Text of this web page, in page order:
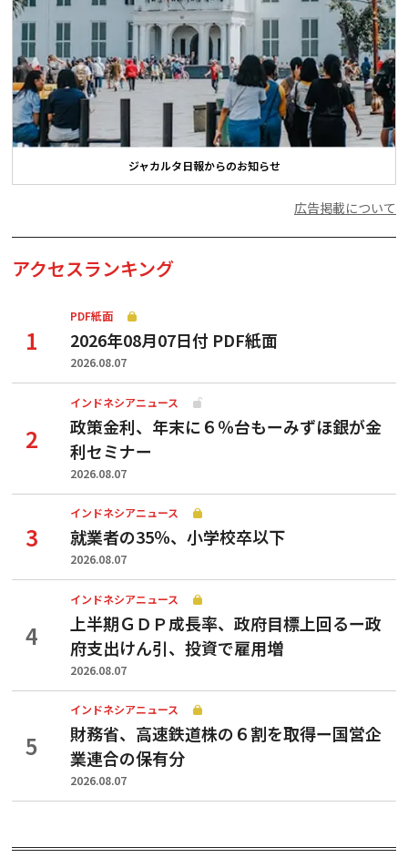
ジャカルタ日報からのお知らせ
広告掲載について
アクセスランキング
PDF紙面
2026年08月07日付 PDF紙面
2026.08.07
インドネシアニュース
政策金利、年末に６％台もーみずほ銀が金
利セミナー
2026.08.07
インドネシアニュース
就業者の35％、小学校卒以下
2026.08.07
インドネシアニュース
上半期ＧＤＰ成長率、政府目標上回るー政
府支出けん引、投資で雇用増
2026.08.07
インドネシアニュース
財務省、高速鉄道株の６割を取得ー国営企
業連合の保有分
2026.08.07